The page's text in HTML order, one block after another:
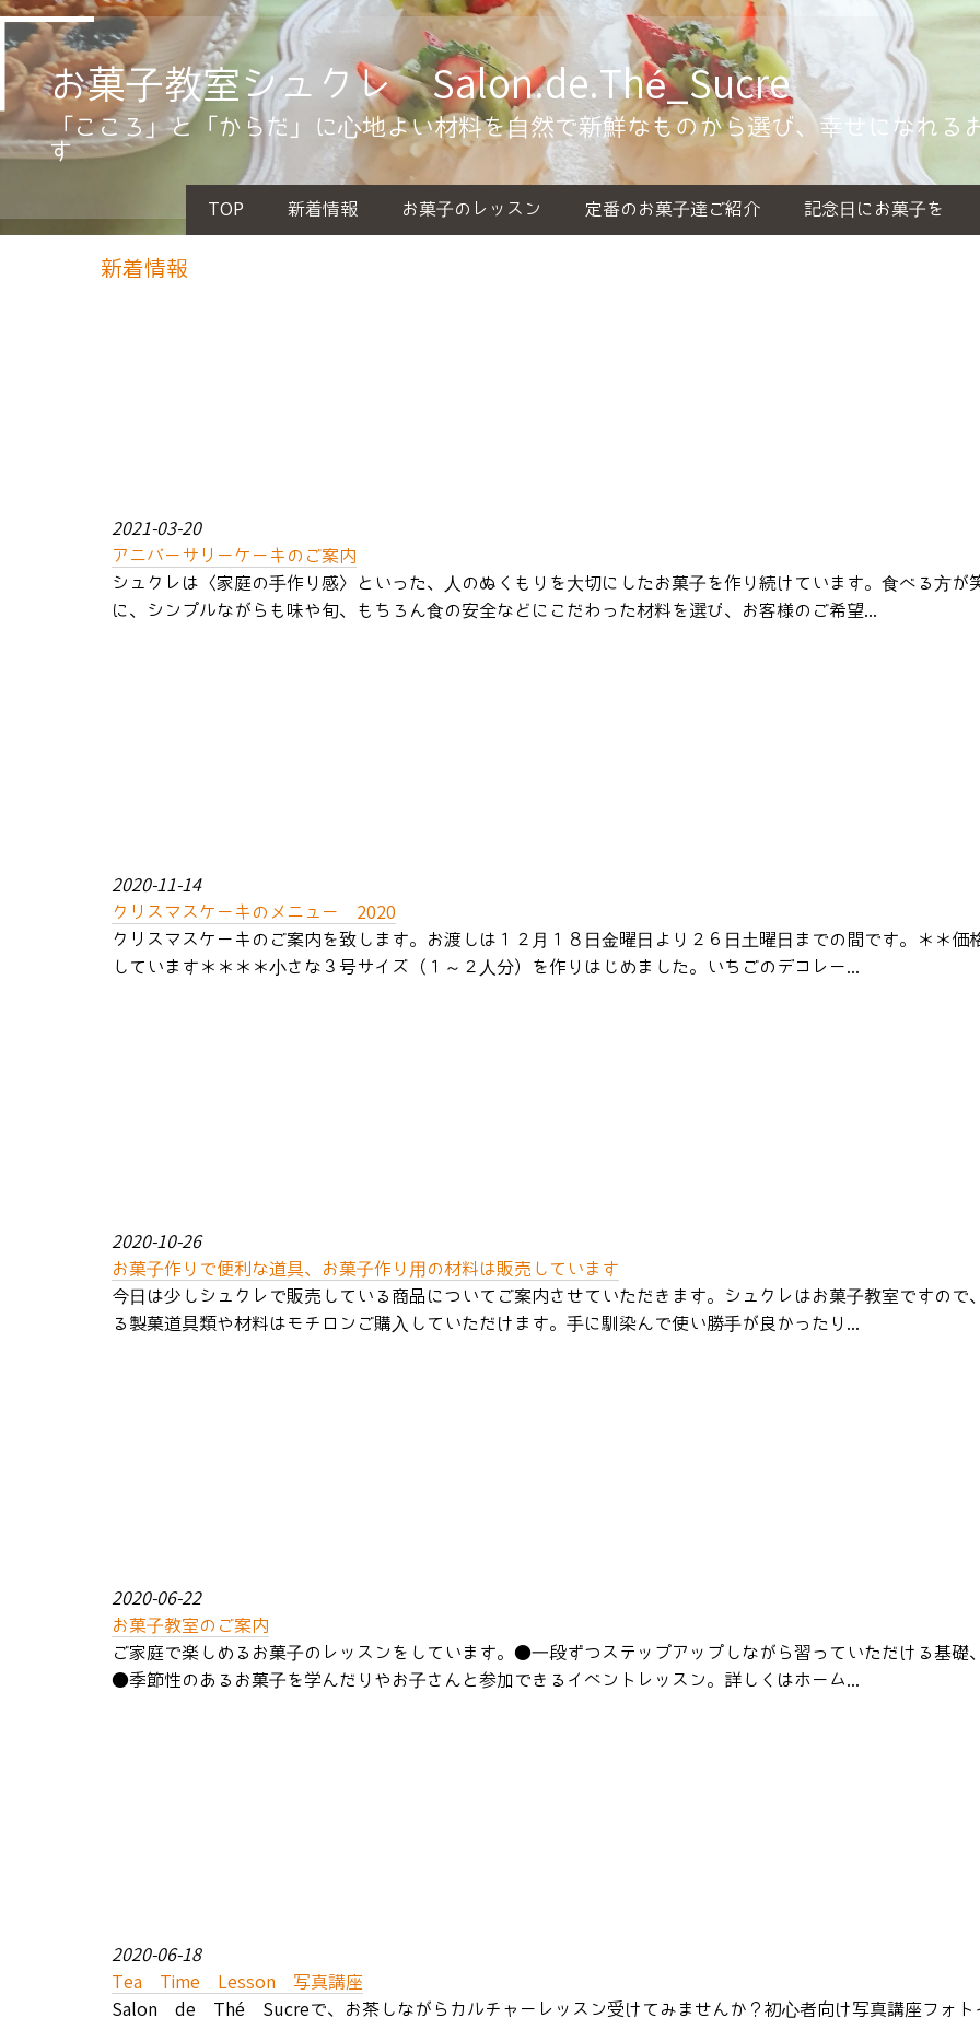
お菓子教室シュクレ Salon.de.Thé_Sucre
「こころ」と「からだ」に心地よい材料を自然で新鮮なものから選び、幸せになれる
す
TOP 新着情報 お菓子のレッスン 定番のお菓子達ご紹介 記念日にお菓子を
新着情報
2021-03-20
アニバーサリーケーキのご案内
シュクレは〈家庭の手作り感〉といった、人のぬくもりを大切にしたお菓子を作り続けています。食べる方が
に、シンプルながらも味や旬、もちろん食の安全などにこだわった材料を選び、お客様のご希望...
2020-11-14
クリスマスケーキのメニュー 2020
クリスマスケーキのご案内を致します。お渡しは１２月１８日金曜日より２６日土曜日までの間です。＊＊価
しています＊＊＊＊小さな３号サイズ（１～２人分）を作りはじめました。いちごのデコレー...
2020-10-26
お菓子作りで便利な道具、お菓子作り用の材料は販売しています
今日は少しシュクレで販売している商品についてご案内させていただきます。シュクレはお菓子教室ですので
る製菓道具類や材料はモチロンご購入していただけます。手に馴染んで使い勝手が良かったり...
2020-06-22
お菓子教室のご案内
ご家庭で楽しめるお菓子のレッスンをしています。●一段ずつステップアップしながら習っていただける基礎
●季節性のあるお菓子を学んだりやお子さんと参加できるイベントレッスン。詳しくはホーム...
2020-06-18
Tea Time Lesson 写真講座
Salon de Thé Sucreで、お茶しながらカルチャーレッスン受けてみませんか？初心者向け写真講座フォト